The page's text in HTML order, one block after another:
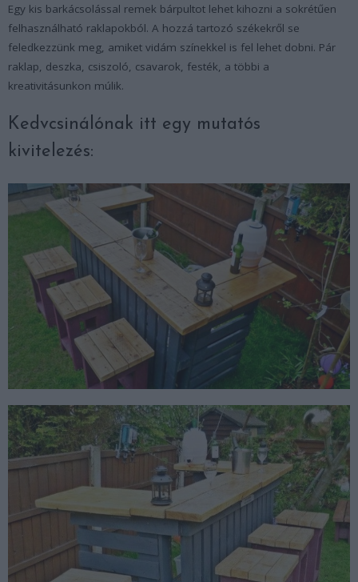
Egy kis barkácsolással remek bárpultot lehet kihozni a sokrétűen
felhasználható raklapokból. A hozzá tartozó székekről se
feledkezzünk meg, amiket vidám színekkel is fel lehet dobni. Pár
raklap, deszka, csiszoló, csavarok, festék, a többi a
kreativitásunkon múlik.
Kedvcsinálónak itt egy mutatós
kivitelezés: